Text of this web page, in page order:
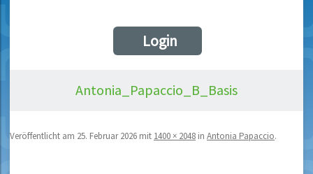
Login
Antonia_Papaccio_B_Basis
Veröffentlicht am 25. Februar 2026 mit 1400 × 2048 in Antonia Papaccio.